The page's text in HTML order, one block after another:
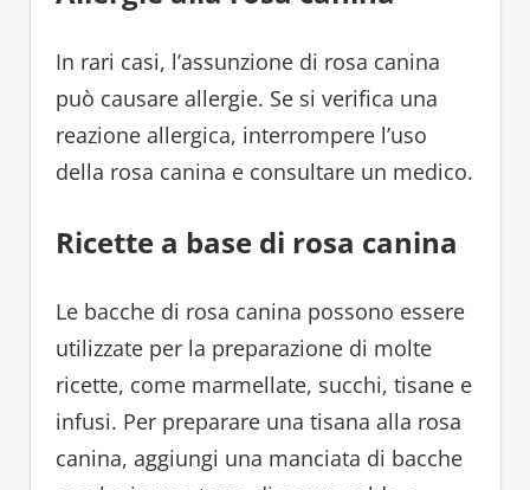
In rari casi, l’assunzione di rosa canina
può causare allergie. Se si verifica una
reazione allergica, interrompere l’uso
della rosa canina e consultare un medico.
Ricette a base di rosa canina
Le bacche di rosa canina possono essere
utilizzate per la preparazione di molte
ricette, come marmellate, succhi, tisane e
infusi. Per preparare una tisana alla rosa
canina, aggiungi una manciata di bacche